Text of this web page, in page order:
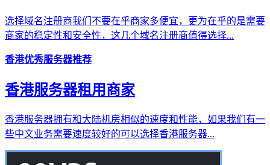
选择域名注册商我们不要在乎商家多便宜，更为在乎的是需要
商家的稳定性和安全性，这几个域名注册商值得选择...
香港优秀服务器推荐
香港服务器租用商家
香港服务器拥有和大陆机房相似的速度和性能，如果我们有一
些中文业务需要速度较好的可以选择香港服务器...